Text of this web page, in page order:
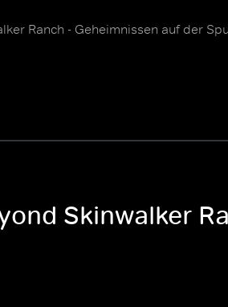
Ranch - Geheimnissen auf der
Skinwalker